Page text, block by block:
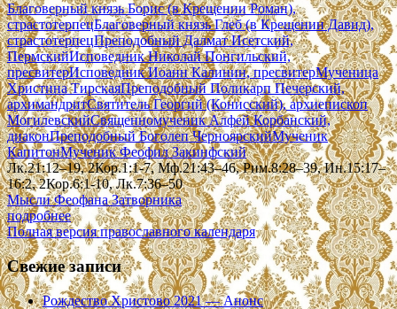
Благоверный князь Борис (в Крещении Роман),
страстотерпецБлаговерный князь Глеб (в Крещении Давид),
страстотерпецПреподобный Далмат Исетский,
ПермскийИсповедник Николай Понгильский,
пресвитерИсповедник Иоанн Калинин, пресвитерМученица
Христина ТирскаяПреподобный Поликарп Печерский,
архимандритСвятитель Георгий (Конисский), архиепископ
МогилевскийСвященномученик Алфей Корбанский,
диаконПреподобный Боголеп ЧерноярскийМученик
КапитонМученик Феофил Закинфский
Лк.21:12–19, 2Кор.1:1-7, Мф.21:43–46, Рим.8:28–39, Ин.15:17–
16:2, 2Кор.6:1-10, Лк.7:36–50
Мысли Феофана Затворника
подробнее
Полная версия православного календаря
Свежие записи
Рождество Христово 2021 — Анонс